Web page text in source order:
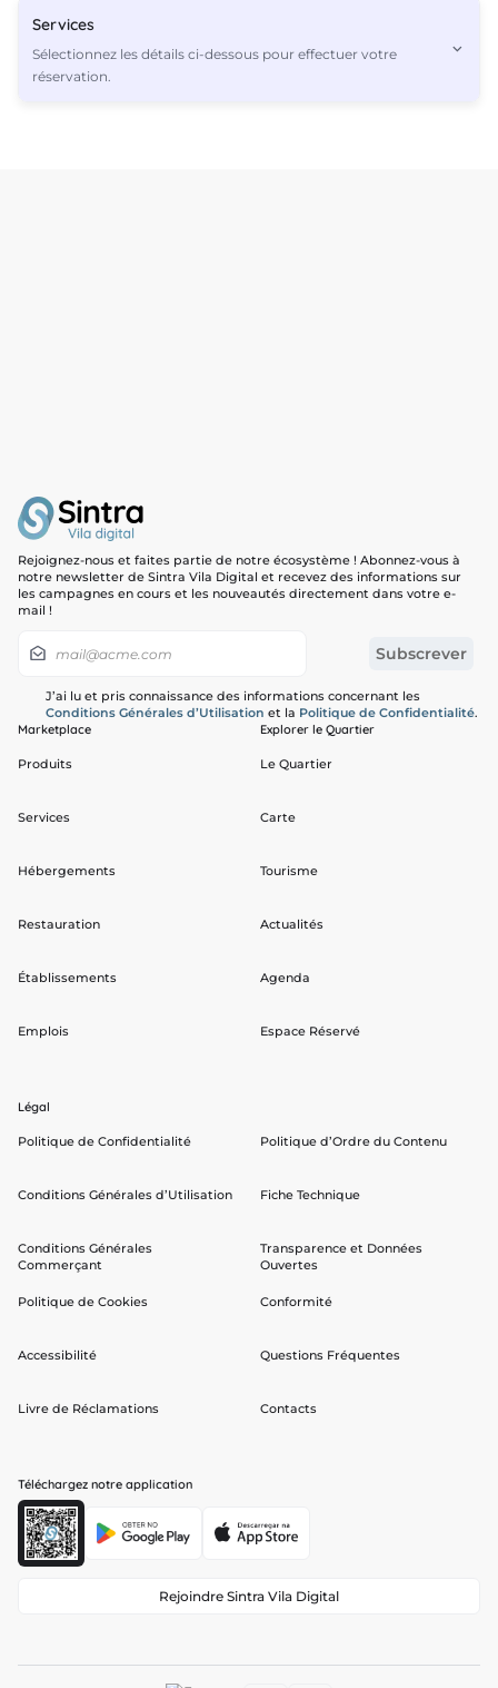
Services
Sélectionnez les détails ci-dessous pour effectuer votre
réservation.
Les offres sont basées sur l’heure, la date et le nombre d’invités
et peuvent varier au fur et à mesure que vous avancez dans le
processus de réservation.
Rejoignez-nous et faites partie de notre écosystème ! Abonnez-vous à
notre newsletter de Sintra Vila Digital et recevez des informations sur
les campagnes en cours et les nouveautés directement dans votre e-
mail !
J’ai lu et pris connaissance des informations concernant les
Conditions Générales d’Utilisation et la Politique de Confidentialité.
Marketplace
Produits
Services
Hébergements
Restauration
Établissements
Emplois
Explorer le Quartier
Le Quartier
Carte
Tourisme
Actualités
Agenda
Espace Réservé
Légal
Politique de Confidentialité
Conditions Générales d’Utilisation
Conditions Générales
Commerçant
Politique de Cookies
Accessibilité
Livre de Réclamations
Politique d’Ordre du Contenu
Fiche Technique
Transparence et Données
Ouvertes
Conformité
Questions Fréquentes
Contacts
Téléchargez notre application
Rejoindre Sintra Vila Digital